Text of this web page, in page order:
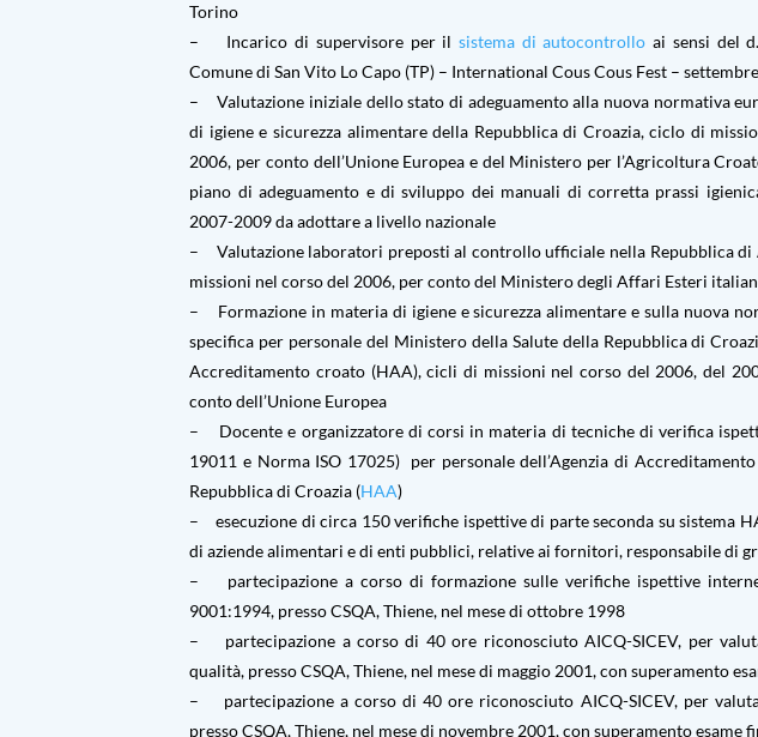
Torino
– Incarico di supervisore per il sistema di autocontrollo ai sensi del
Comune di San Vito Lo Capo (TP) – International Cous Cous Fest –
– Valutazione iniziale dello stato di adeguamento alla nuova normativa
di igiene e sicurezza alimentare della Repubblica di Croazia, ciclo di
2006, per conto dell’Unione Europea e del Ministero per l’Agricoltura
piano di adeguamento e di sviluppo dei manuali di corretta prassi
2007-2009 da adottare a livello nazionale
– Valutazione laboratori preposti al controllo ufficiale nella Repubblica di
missioni nel corso del 2006, per conto del Ministero degli Affari Esteri
– Formazione in materia di igiene e sicurezza alimentare e sulla nuova
specifica per personale del Ministero della Salute della Repubblica di
Accreditamento croato (HAA), cicli di missioni nel corso del 2006, del
conto dell’Unione Europea
– Docente e organizzatore di corsi in materia di tecniche di verifica
19011 e Norma ISO 17025) per personale dell’Agenzia di
Repubblica di Croazia (HAA)
– esecuzione di circa 150 verifiche ispettive di parte seconda su sistema
di aziende alimentari e di enti pubblici, relative ai fornitori, responsabile di
– partecipazione a corso di formazione sulle verifiche ispettive
9001:1994, presso CSQA, Thiene, nel mese di ottobre 1998
– partecipazione a corso di 40 ore riconosciuto AICQ-SICEV, per
qualità, presso CSQA, Thiene, nel mese di maggio 2001, con superamento
– partecipazione a corso di 40 ore riconosciuto AICQ-SICEV, per
presso CSQA, Thiene, nel mese di novembre 2001, con superamento esame